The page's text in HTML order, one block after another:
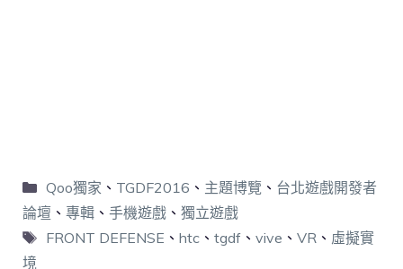
Qoo獨家 、 TGDF2016 、 主題博覽 、 台北遊戲開發者
論壇 、 專輯 、 手機遊戲 、 獨立遊戲
FRONT DEFENSE 、 htc、 tgdf、 vive 、 VR、 虛擬實
境